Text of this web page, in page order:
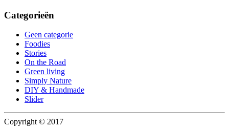
Categorieën
Geen categorie
Foodies
Stories
On the Road
Green living
Simply Nature
DIY & Handmade
Slider
Copyright © 2017